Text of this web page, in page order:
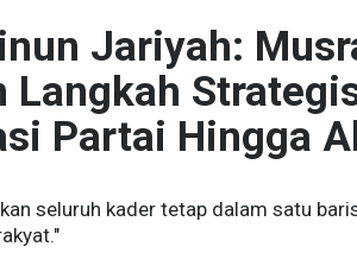
Jariyah:
Langkah
Partai Hingga
seluruh kader tetap dalam satu